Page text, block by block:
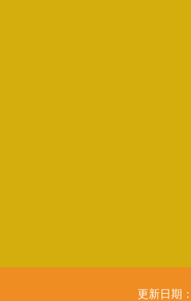
更新日期：